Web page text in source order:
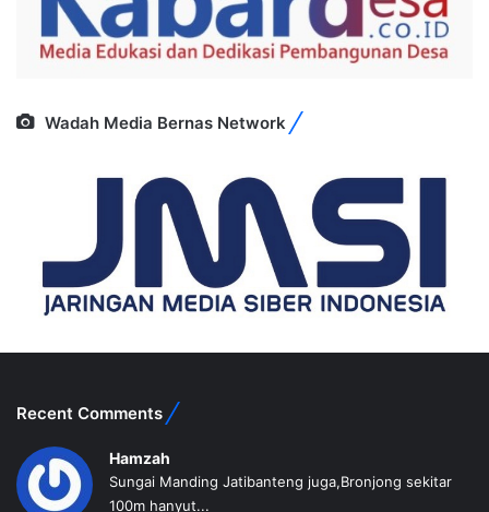
Wadah Media Bernas Network
Recent Comments
Hamzah
Sungai Manding Jatibanteng juga,Bronjong sekitar
100m hanyut...